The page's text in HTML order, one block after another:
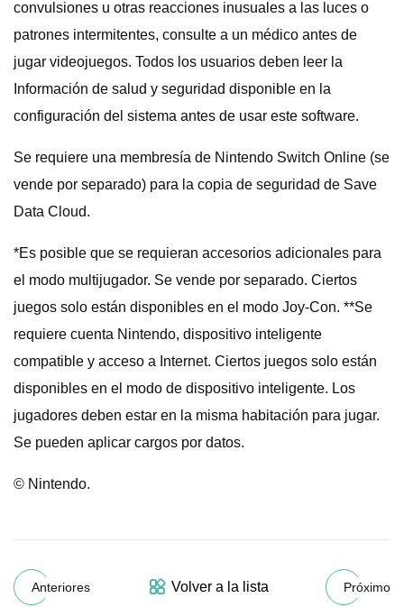
convulsiones u otras reacciones inusuales a las luces o
patrones intermitentes, consulte a un médico antes de
jugar videojuegos. Todos los usuarios deben leer la
Información de salud y seguridad disponible en la
configuración del sistema antes de usar este software.
Se requiere una membresía de Nintendo Switch Online (se
vende por separado) para la copia de seguridad de Save
Data Cloud.
*Es posible que se requieran accesorios adicionales para
el modo multijugador. Se vende por separado. Ciertos
juegos solo están disponibles en el modo Joy-Con. **Se
requiere cuenta Nintendo, dispositivo inteligente
compatible y acceso a Internet. Ciertos juegos solo están
disponibles en el modo de dispositivo inteligente. Los
jugadores deben estar en la misma habitación para jugar.
Se pueden aplicar cargos por datos.
© Nintendo.
Anteriores Volver a la lista Próximo